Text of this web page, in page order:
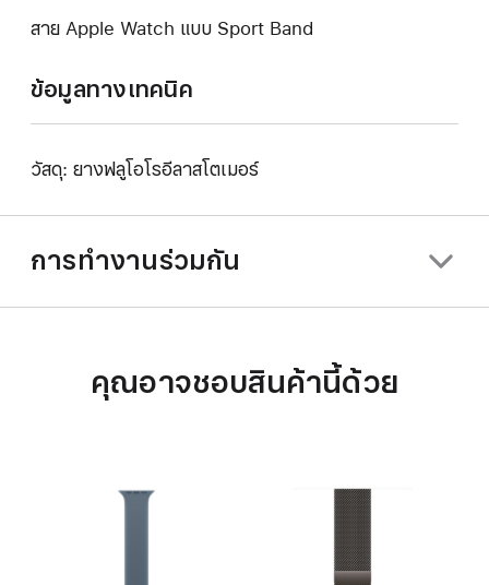
สาย Apple Watch แบบ Sport Band
ข้อมูลทางเทคนิค
วัสดุ: ยางฟลูโอโรอีลาสโตเมอร์
การทำงานร่วมกัน
คุณอาจชอบสินค้านี้ด้วย